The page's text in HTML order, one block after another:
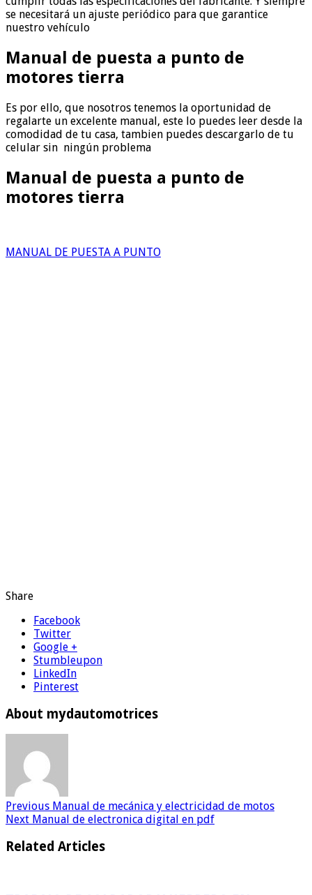
se necesitará un ajuste periódico para que garantice
nuestro vehículo
Manual de puesta a punto de
motores tierra
Es por ello, que nosotros tenemos la oportunidad de
regalarte un excelente manual, este lo puedes leer desde la
comodidad de tu casa, tambien puedes descargarlo de tu
celular sin ningún problema
Manual de puesta a punto de
motores tierra
MANUAL DE PUESTA A PUNTO
Share
Facebook
Twitter
Google +
Stumbleupon
LinkedIn
Pinterest
About mydautomotrices
Previous Manual de mecánica y electricidad de motos
Next Manual de electronica digital en pdf
Related Articles